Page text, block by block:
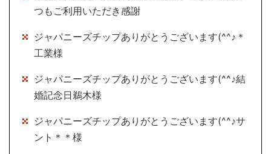
つもご利用いただき感謝
ジャパニーズチップありがとうございます(^^♪＊
工業様
ジャパニーズチップありがとうございます(^^♪結
婚記念日鵜木様
ジャパニーズチップありがとうございます(^^♪サ
ント＊＊様